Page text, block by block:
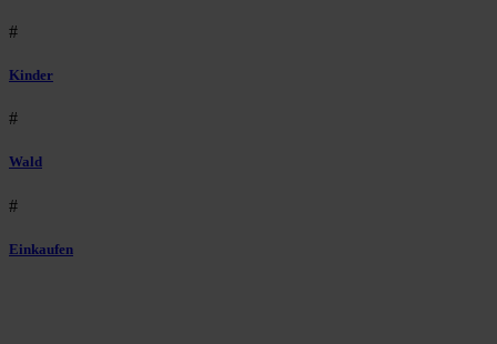
#
Kinder
#
Wald
#
Einkaufen